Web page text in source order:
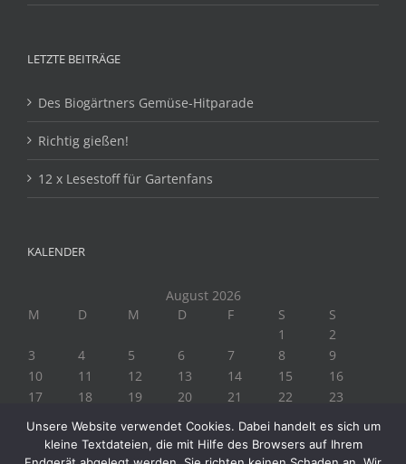
LETZTE BEITRÄGE
Des Biogärtners Gemüse-Hitparade
Richtig gießen!
12 x Lesestoff für Gartenfans
KALENDER
August 2026
M
D M D F S
S
1
2
3
4 5 6 7 8
9
10
11 12 13 14 15
16
17
18 19 20 21 22
23
24
25 27 28
« Juli
Unsere Website verwendet Cookies. Dabei handelt es sich um
kleine Textdateien, die mit Hilfe des Browsers auf Ihrem